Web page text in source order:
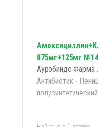
875мг+125мг №14
Ауробиндо Фарма
Антибиотик -